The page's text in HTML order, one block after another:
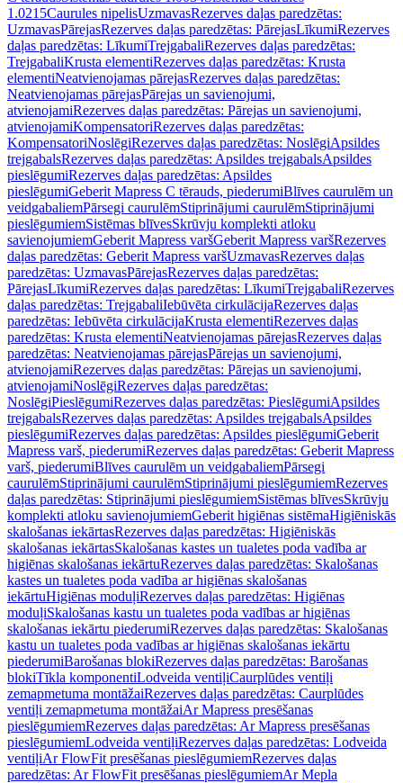
1.0215Caurules nipelisUzmavasRezerves daļas paredzētas:
UzmavasPārejasRezerves daļas paredzētas: PārejasLīkumiRezerves
daļas paredzētas: LīkumiTrejgabaliRezerves daļas paredzētas:
TrejgabaliKrusta elementiRezerves daļas paredzētas: Krusta
elementiNeatvienojamas pārejasRezerves daļas paredzētas:
Neatvienojamas pārejasPārejas un savienojumi,
atvienojamiRezerves daļas paredzētas: Pārejas un savienojumi,
atvienojamiKompensatoriRezerves daļas paredzētas:
KompensatoriNoslēgiRezerves daļas paredzētas: NoslēgiApsildes
trejgabalsRezerves daļas paredzētas: Apsildes trejgabalsApsildes
pieslēgumiRezerves daļas paredzētas: Apsildes
pieslēgumiGeberit Mapress C tērauds, piederumiBlīves caurulēm un
veidgabaliemPārsegi caurulēmStiprinājumi caurulēmStiprinājumi
pieslēgumiemSistēmas blīvesSkrūvju komplekti atloku
savienojumiemGeberit Mapress varšGeberit Mapress varšRezerves
daļas paredzētas: Geberit Mapress varšUzmavasRezerves daļas
paredzētas: UzmavasPārejasRezerves daļas paredzētas:
PārejasLīkumiRezerves daļas paredzētas: LīkumiTrejgabaliRezerves
daļas paredzētas: TrejgabaliIebūvēta cirkulācijaRezerves daļas
paredzētas: Iebūvēta cirkulācijaKrusta elementiRezerves daļas
paredzētas: Krusta elementiNeatvienojamas pārejasRezerves daļas
paredzētas: Neatvienojamas pārejasPārejas un savienojumi,
atvienojamiRezerves daļas paredzētas: Pārejas un savienojumi,
atvienojamiNoslēgiRezerves daļas paredzētas:
NoslēgiPieslēgumiRezerves daļas paredzētas: PieslēgumiApsildes
trejgabalsRezerves daļas paredzētas: Apsildes trejgabalsApsildes
pieslēgumiRezerves daļas paredzētas: Apsildes pieslēgumiGeberit
Mapress varš, piederumiRezerves daļas paredzētas: Geberit Mapress
varš, piederumiBlīves caurulēm un veidgabaliemPārsegi
caurulēmStiprinājumi caurulēmStiprinājumi pieslēgumiemRezerves
daļas paredzētas: Stiprinājumi pieslēgumiemSistēmas blīvesSkrūvju
komplekti atloku savienojumiemGeberit higiēnas sistēmaHigiēniskās
skalošanas iekārtasRezerves daļas paredzētas: Higiēniskās
skalošanas iekārtasSkalošanas kastes un tualetes poda vadība ar
higiēnas skalošanas iekārtuRezerves daļas paredzētas: Skalošanas
kastes un tualetes poda vadība ar higiēnas skalošanas
iekārtuHigiēnas moduļiRezerves daļas paredzētas: Higiēnas
moduļiSkalošanas kastu un tualetes poda vadības ar higiēnas
skalošanas iekārtu piederumiRezerves daļas paredzētas: Skalošanas
kastu un tualetes poda vadības ar higiēnas skalošanas iekārtu
piederumiBarošanas blokiRezerves daļas paredzētas: Barošanas
blokiTīkla komponentiLodveida ventiļiCaurplūdes ventiļi
zemapmetuma montāžaiRezerves daļas paredzētas: Caurplūdes
ventiļi zemapmetuma montāžaiAr Mapress presēšanas
pieslēgumiemRezerves daļas paredzētas: Ar Mapress presēšanas
pieslēgumiemLodveida ventiļiRezerves daļas paredzētas: Lodveida
ventiļiAr FlowFit presēšanas pieslēgumiemRezerves daļas
paredzētas: Ar FlowFit presēšanas pieslēgumiemAr Mepla